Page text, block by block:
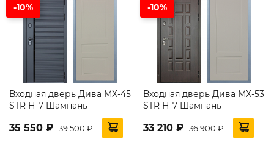
-10%
Входная дверь Дива МХ-45
STR Н-7 Шампань
35 550 ₽ 39 500 ₽
-10%
Входная дверь Дива МХ-53
STR Н-7 Шампань
33 210 ₽ 36 900 ₽